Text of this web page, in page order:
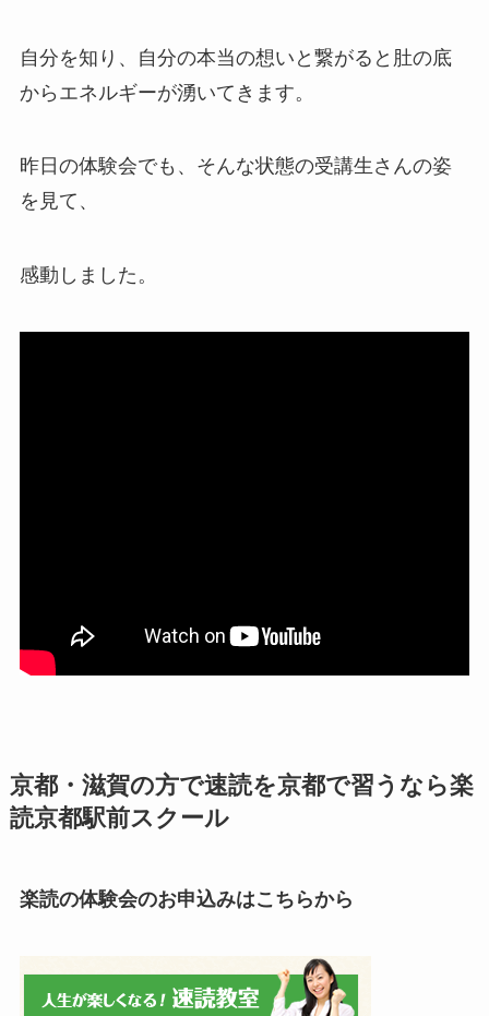
自分を知り、自分の本当の想いと繋がると肚の底
からエネルギーが湧いてきます。
昨日の体験会でも、そんな状態の受講生さんの姿
を見て、
感動しました。
京都・滋賀の方で速読を京都で習うなら楽
読京都駅前スクール
楽読の体験会のお申込みはこちらから